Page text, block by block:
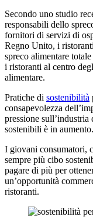
Secondo uno studio
responsabili dello
fornitori di servizi di
Regno Unito, i
spreco alimentare
i ristoranti al centro
alimentare.
Pratiche di sostenibilità
consapevolezza
pressione
sostenibili è in aumento.
I giovani consumatori,
sempre più cibo
pagare di più per
un’opportunità
ristoranti.